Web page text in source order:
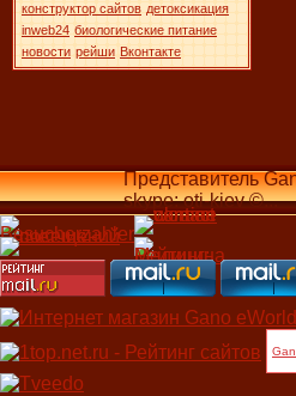
конструктор сайтов детоксикация
inweb24 биологические питание
новости рейши Вконтакте
Представитель
skype: oti-kiev ©...